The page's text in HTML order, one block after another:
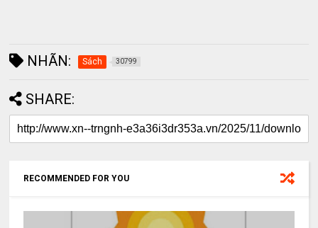
NHÃN: Sách 30799
SHARE:
RECOMMENDED FOR YOU